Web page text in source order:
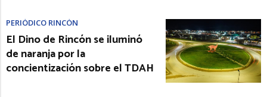
PERIÓDICO RINCÓN
El Dino de Rincón se iluminó
de naranja por la
concientización sobre el TDAH